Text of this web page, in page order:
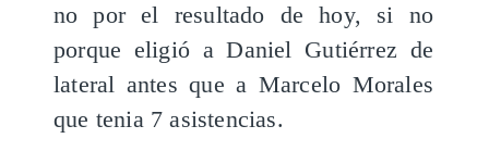
no por el resultado de hoy, si no
porque eligió a Daniel Gutiérrez de
lateral antes que a Marcelo Morales
que tenia 7 asistencias.